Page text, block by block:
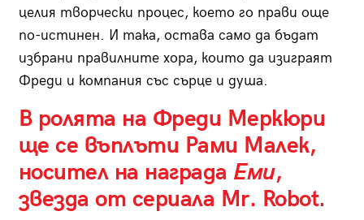
целия творчески процес, което го прави още
по-истинен. И така, остава само да бъдат
избрани правилните хора, които да изиграят
Фреди и компания със сърце и душа.
В ролята на Фреди Меркюри
ще се въплъти Рами Малек,
носител на награда Еми,
звезда от сериала Mr. Robot.